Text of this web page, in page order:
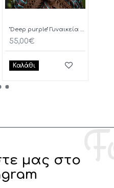
"Deep purple" Γυναικεία Ζώνη
55,00€
Καλάθι
μας στο